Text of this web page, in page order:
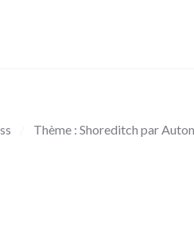
Thème : Shoreditch par